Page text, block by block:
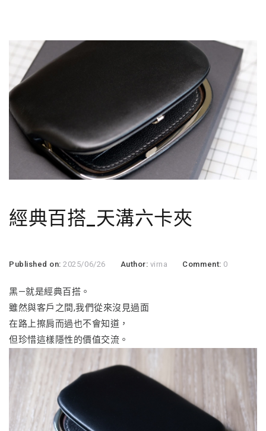
經典百搭_天溝六卡夾
Published on:2025/06/26 Author: virna Comment: 0
黑—就是經典百搭。
雖然與客戶之間,我們從來沒見過面
在路上擦肩而過也不會知道，
但珍惜這樣隱性的價值交流。